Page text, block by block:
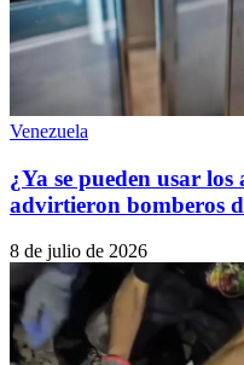
Venezuela
¿Ya se pueden usar los
advirtieron bomberos
8 de julio de 2026